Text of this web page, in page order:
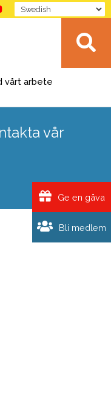
vårt arbete
vår
Bli medlem
Ge en gåva